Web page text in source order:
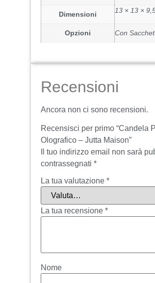
Dimensioni 13 × 13 ×
Opzioni Con
Recensioni
Ancora non ci sono recensioni.
Recensisci per primo “Candela
Olografico – Jutta Maison”
Il tuo indirizzo email non sarà
contrassegnati *
La tua valutazione *
La tua recensione *
Nome